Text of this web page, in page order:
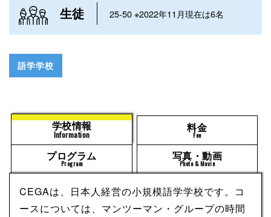
生徒 25-50 ※2022年11月現在は6名
語学学校
学校情報
Information
料金
Fee
プログラム
Program
写真・動画
Photo & Movie
CEGAは、日本人経営の小規模語学学校です。コ
ースについては、マンツーマン・グループの時間